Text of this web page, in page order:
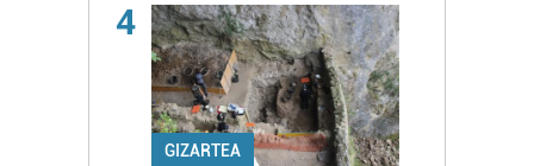
4
GIZARTEA